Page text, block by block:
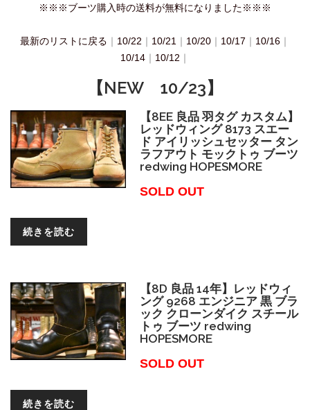
※※※ブーツ購入時の送料が無料になりました※※※
最新のリストに戻る ｜ 10/22 ｜ 10/21 ｜ 10/20 ｜ 10/17 ｜ 10/16 ｜
10/14 ｜ 10/12 ｜
【NEW 10/23】
【8EE 良品 羽タグ カスタム】
レッドウィング 8173 スエー
ド アイリッシュセッター タン
ラフアウト モックトゥ ブーツ
redwing HOPESMORE
SOLD OUT
続きを読む
【8D 良品 14年】レッドウィ
ング 9268 エンジニア 黒 ブラ
ック クローンダイク スチール
トゥ ブーツ redwing
HOPESMORE
SOLD OUT
続きを読む